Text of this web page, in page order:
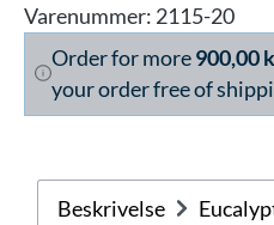
Varenummer: 2115-20
Order for more900,00
your order free of
Beskrivelse